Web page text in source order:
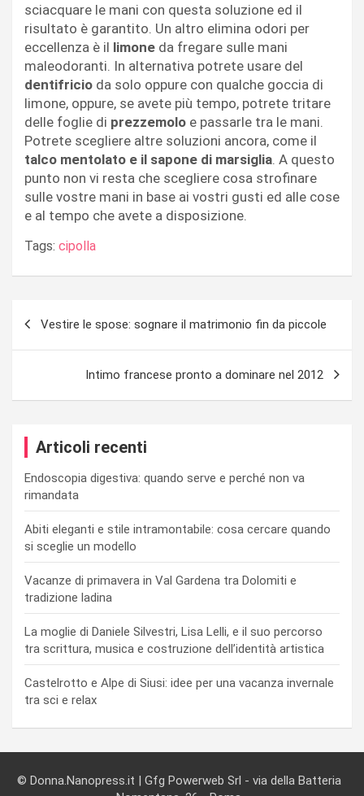
sciacquare le mani con questa soluzione ed il
risultato è garantito. Un altro elimina odori per
eccellenza è il limone da fregare sulle mani
maleodoranti. In alternativa potrete usare del
dentifricio da solo oppure con qualche goccia di
limone, oppure, se avete più tempo, potrete tritare
delle foglie di prezzemolo e passarle tra le mani.
Potrete scegliere altre soluzioni ancora, come il
talco mentolato e il sapone di marsiglia. A questo
punto non vi resta che scegliere cosa strofinare
sulle vostre mani in base ai vostri gusti ed alle cose
e al tempo che avete a disposizione.
Tags: cipolla
Vestire le spose: sognare il matrimonio fin da piccole
Intimo francese pronto a dominare nel 2012
Articoli recenti
Endoscopia digestiva: quando serve e perché non va
rimandata
Abiti eleganti e stile intramontabile: cosa cercare quando
si sceglie un modello
Vacanze di primavera in Val Gardena tra Dolomiti e
tradizione ladina
La moglie di Daniele Silvestri, Lisa Lelli, e il suo percorso
tra scrittura, musica e costruzione dell’identità artistica
Castelrotto e Alpe di Siusi: idee per una vacanza invernale
tra sci e relax
© Donna.Nanopress.it | Gfg Powerweb Srl - via della Batteria